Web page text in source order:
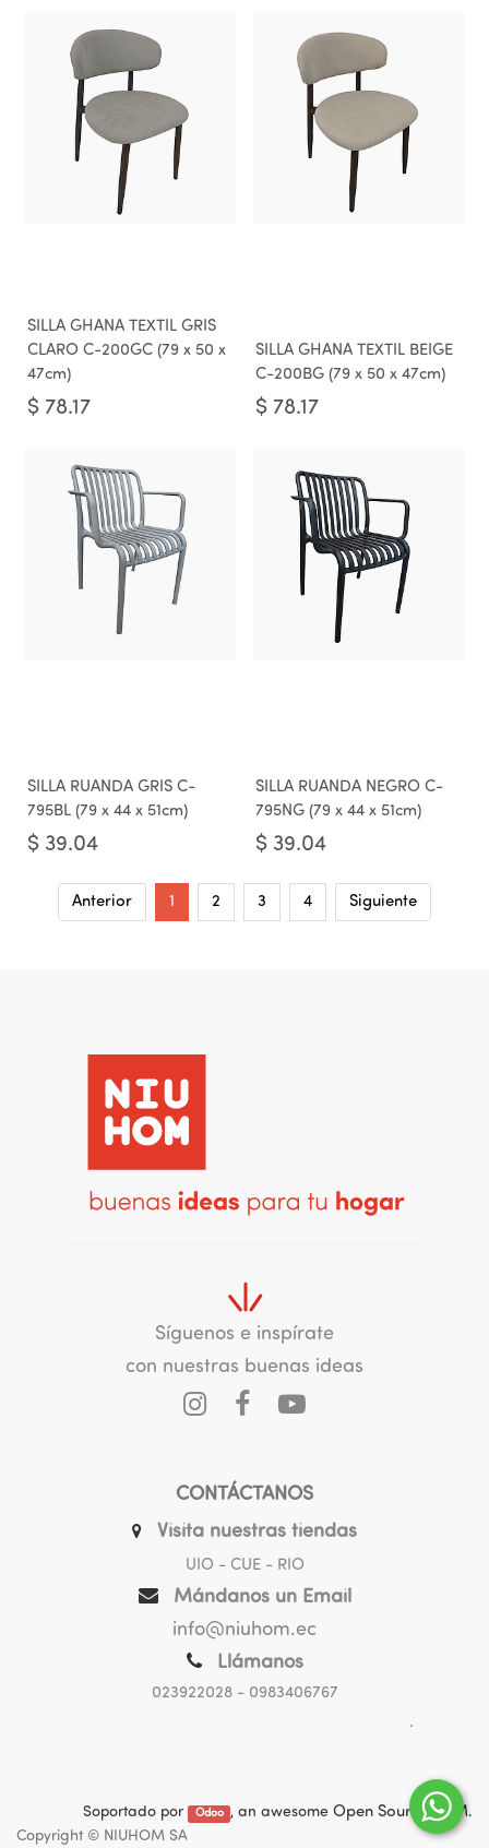
SILLA GHANA TEXTIL GRIS
CLARO C-200GC (79 x 50 x
47cm)
$ 78.17
SILLA GHANA TEXTIL BEIGE
C-200BG (79 x 50 x 47cm)
$ 78.17
SILLA RUANDA GRIS C-
795BL (79 x 44 x 51cm)
$ 39.04
SILLA RUANDA NEGRO C-
795NG (79 x 44 x 51cm)
$ 39.04
Anterior 1 2 3 4 Siguiente
Síguenos e inspírate
con nuestras buenas ideas
CONTÁCTANOS
Visita nuestras tiendas
UIO - CUE - RIO
Mándanos un Email
info@niuhom.ec
Llámanos
023922028- 0983406767
.
Soportado por Odoo , an awesome Open Source CRM.
Copyright © NIUHOM SA